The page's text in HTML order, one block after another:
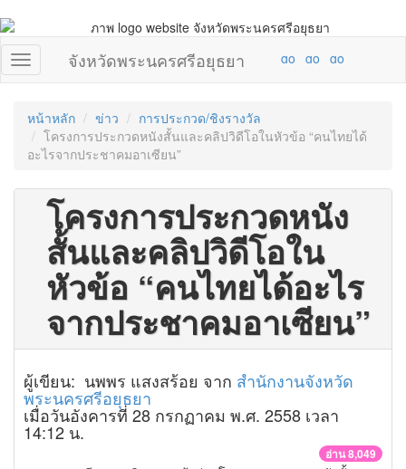
จังหวัดพระนครศรีอยุธยา
หน้าหลัก ข่าว
การประกวด/ชิงรางวัล
โครงการประกวดหนังสั้นและคลิปวิดีโอในหัวข้อ “คนไทยได้
อะไรจากประชาคมอาเซียน”
โครงการประกวดหนัง
สั้นและคลิปวิดีโอใน
หัวข้อ “คนไทยได้อะไร
จากประชาคมอาเซียน”
ผู้เขียน: นพพร แสงสร้อย จาก สำนักงานจังหวัด
พระนครศรีอยุธยา
เมื่อวันอังคารที่ 28 กรกฏาคม พ.ศ. 2558 เวลา
14:12 น.
อ่าน 8,049